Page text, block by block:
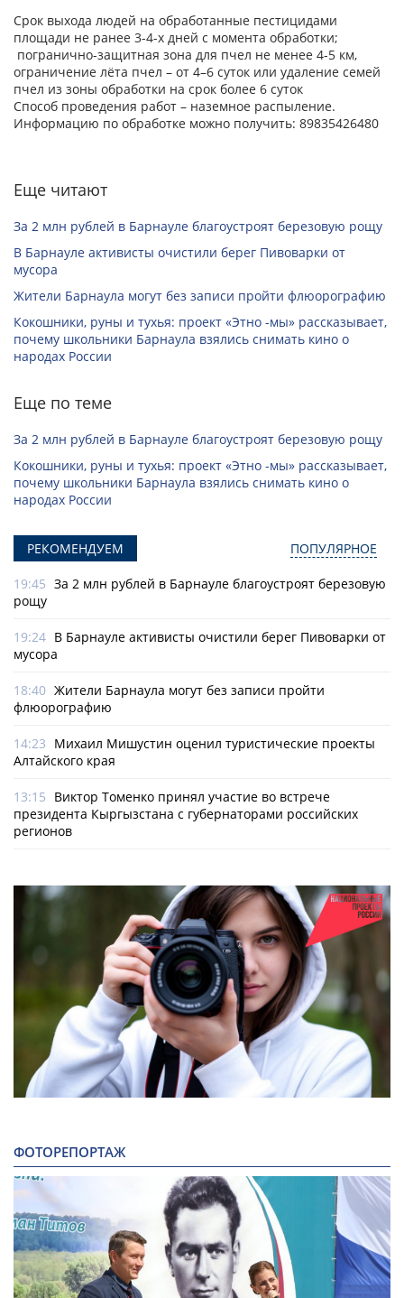
Срок выхода людей на обработанные пестицидами
площади не ранее 3-4-х дней с момента обработки;
погранично-защитная зона для пчел не менее 4-5 км,
ограничение лёта пчел – от 4–6 суток или удаление семей
пчел из зоны обработки на срок более 6 суток
Способ проведения работ – наземное распыление.
Информацию по обработке можно получить: 89835426480
Еще читают
За 2 млн рублей в Барнауле благоустроят березовую рощу
В Барнауле активисты очистили берег Пивоварки от
мусора
Жители Барнаула могут без записи пройти флюорографию
Кокошники, руны и тухья: проект «Этно -мы» рассказывает,
почему школьники Барнаула взялись снимать кино о
народах России
Еще по теме
За 2 млн рублей в Барнауле благоустроят березовую рощу
Кокошники, руны и тухья: проект «Этно -мы» рассказывает,
почему школьники Барнаула взялись снимать кино о
народах России
РЕКОМЕНДУЕМ ПОПУЛЯРНОЕ
19:45 За 2 млн рублей в Барнауле благоустроят березовую
рощу
19:24 В Барнауле активисты очистили берег Пивоварки от
мусора
18:40 Жители Барнаула могут без записи пройти
флюорографию
14:23 Михаил Мишустин оценил туристические проекты
Алтайского края
13:15 Виктор Томенко принял участие во встрече
президента Кыргызстана с губернаторами российских
регионов
ФОТОРЕПОРТАЖ